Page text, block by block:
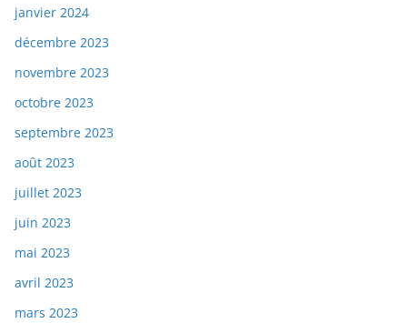
janvier 2024
décembre 2023
novembre 2023
octobre 2023
septembre 2023
août 2023
juillet 2023
juin 2023
mai 2023
avril 2023
mars 2023